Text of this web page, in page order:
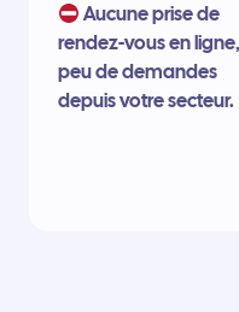
Aucune prise de
rendez-vous en ligne,
peu de demandes
depuis votre secteur.